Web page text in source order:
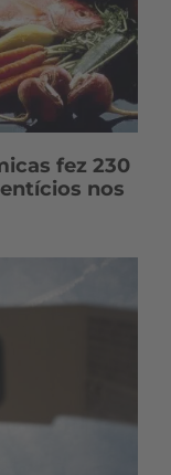
fez 230
nos